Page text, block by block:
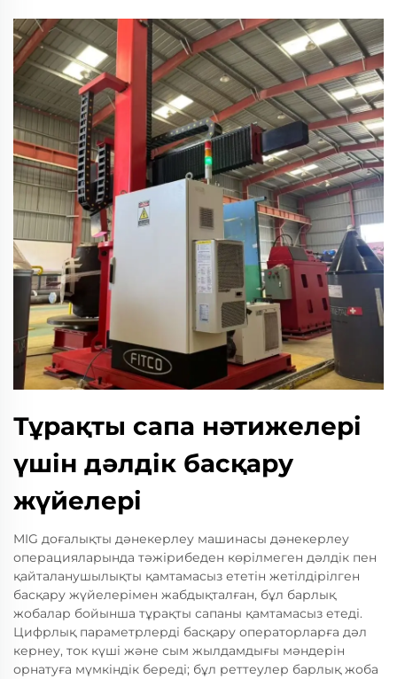
Тұрақты сапа нәтижелері
үшін дәлдік басқару
жүйелері
MIG доғалықты дәнекерлеу машинасы дәнекерлеу
операцияларында тәжірибеден көрілмеген дәлдік пен
қайталанушылықты қамтамасыз ететін жетілдірілген
басқару жүйелерімен жабдықталған, бұл барлық
жобалар бойынша тұрақты сапаны қамтамасыз етеді.
Цифрлық параметрлерді басқару операторларға дәл
кернеу, ток күші және сым жылдамдығы мәндерін
орнатуға мүмкіндік береді; бұл реттеулер барлық жоба